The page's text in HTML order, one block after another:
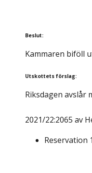
Beslut:
Kammaren biföll
Utskottets förslag:
Riksdagen avslår
2021/22:2065 av
Reservation